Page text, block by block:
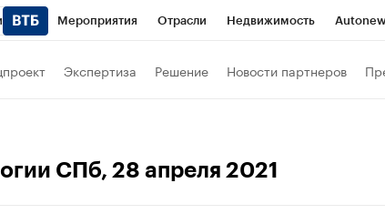
Мероприятия Отрасли Недвижимость
Политика Экономика
Экспертиза Решение Новости партнеров
СПб, 28 апреля 2021